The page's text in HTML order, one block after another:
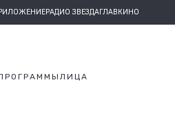
РАДИО ЗВЕЗДАГЛАВКИНО
ЛИЦА